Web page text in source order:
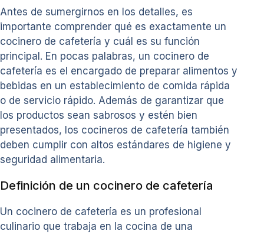
Antes de sumergirnos en los detalles, es
importante comprender qué es exactamente un
cocinero de cafetería y cuál es su función
principal. En pocas palabras, un cocinero de
cafetería es el encargado de preparar alimentos y
bebidas en un establecimiento de comida rápida
o de servicio rápido. Además de garantizar que
los productos sean sabrosos y estén bien
presentados, los cocineros de cafetería también
deben cumplir con altos estándares de higiene y
seguridad alimentaria.
Definición de un cocinero de cafetería
Un cocinero de cafetería es un profesional
culinario que trabaja en la cocina de una